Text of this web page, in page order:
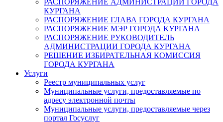
РАСПОРЯЖЕНИЕ АДМИНИСТРАЦИИ ГОРОДА
КУРГАНА
РАСПОРЯЖЕНИЕ ГЛАВА ГОРОДА КУРГАНА
РАСПОРЯЖЕНИЕ МЭР ГОРОДА КУРГАНА
РАСПОРЯЖЕНИЕ РУКОВОДИТЕЛЬ
АДМИНИСТРАЦИИ ГОРОДА КУРГАНА
РЕШЕНИЕ ИЗБИРАТЕЛЬНАЯ КОМИССИЯ
ГОРОДА КУРГАНА
Услуги
Реестр муниципальных услуг
Муниципальные услуги, предоставляемые по
адресу электронной почты
Муниципальные услуги, предоставляемые через
портал Госуслуг